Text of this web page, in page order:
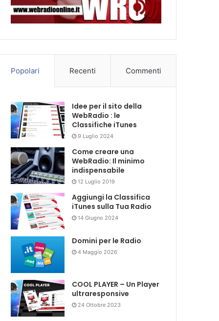
Popolari Recenti Commenti
Idee per il sito della
WebRadio : le
Classifiche iTunes
9 Luglio 2024
Come creare una
WebRadio: Il minimo
indispensabile
12 Luglio 2019
Aggiungi la Classifica
iTunes sulla Tua Radio
14 Giugno 2024
Domini per le Radio
4 Maggio 2026
COOL PLAYER – Un Player
ultraresponsive
24 Ottobre 2023